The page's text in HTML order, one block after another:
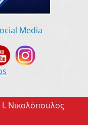
Media
Νικολόπουλος